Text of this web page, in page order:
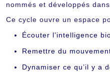
nommés et développés
Ce cycle ouvre un espace
Écouter l’intelligence
Remettre du
Dynamiser ce qu’il y a